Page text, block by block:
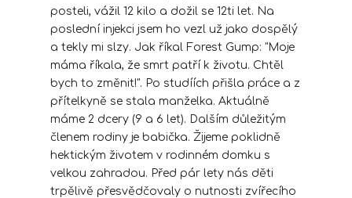
posteli, vážil 12 kilo a dožil se 12ti let. Na
poslední injekci jsem ho vezl už jako dospělý
a tekly mi slzy. Jak říkal Forest Gump: "Moje
máma říkala, že smrt patří k životu. Chtěl
bych to změnit!". Po studíích přišla práce a z
přítelkyně se stala manželka. Aktuálně
máme 2 dcery (9 a 6 let). Dalším důležitým
členem rodiny je babička. Žijeme poklidně
hektickým životem v rodinném domku s
velkou zahradou. Před pár lety nás děti
trpělivě přesvědčovaly o nutnosti zvířecího